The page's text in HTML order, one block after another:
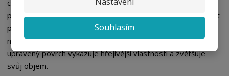
Souhlasím
charakteristickými stromečkovitými sloupky na lícní a
počesaným měkkým povrchem na straně rubní. Výplňková nit
pleteniny vedená po rubové straně je rozvolněna
mechanickou úpravou rubové strany materiálu. Takto
upravený povrch vykazuje hřejivější vlastnosti a zvětšuje
svůj objem.